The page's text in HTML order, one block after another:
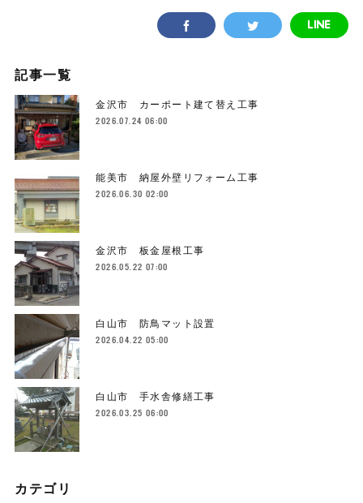
記事一覧
金沢市 カーポート建て替え工事
2026.07.24 06:00
能美市 納屋外壁リフォーム工事
2026.06.30 02:00
金沢市 板金屋根工事
2026.05.22 07:00
白山市 防鳥マット設置
2026.04.22 05:00
白山市 手水舎修繕工事
2026.03.25 06:00
カテゴリ